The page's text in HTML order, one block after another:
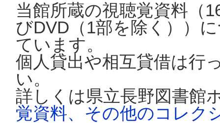
当館所蔵の視聴覚資料（
びDVD（1部を除く））
ています。
個人貸出や相互貸借は行
い。
詳しくは県立長野図書館
覚資料、その他のコレク